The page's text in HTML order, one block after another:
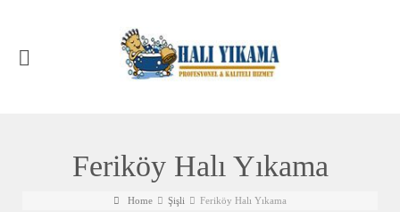
Feriköy Halı Yıkama
Home Şişli Feriköy Halı Yıkama